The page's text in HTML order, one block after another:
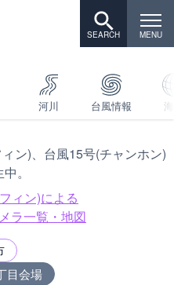
河川 台風情報
ン)、台風15号(チャンホン)
。
ィン)による
ラ一覧・地図
目会場